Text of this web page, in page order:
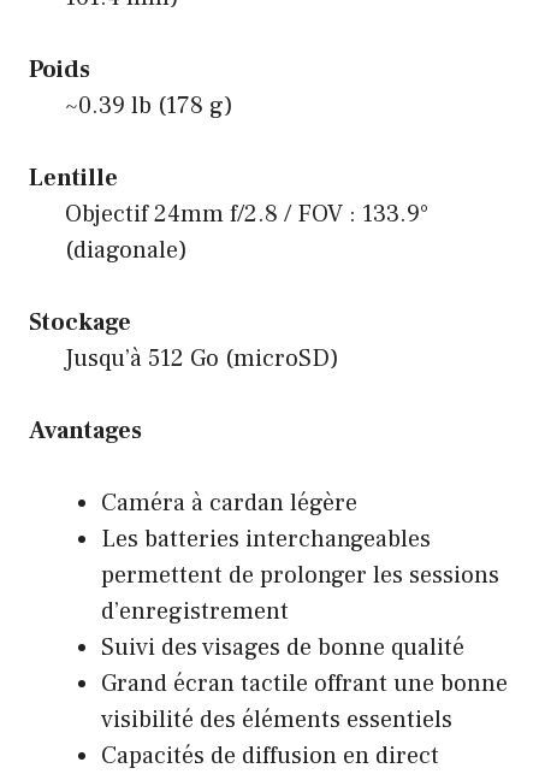
Poids
~0.39 lb (178 g)
Lentille
Objectif 24mm f/2.8 / FOV : 133.9°
(diagonale)
Stockage
Jusqu’à 512 Go (microSD)
Avantages
Caméra à cardan légère
Les batteries interchangeables
permettent de prolonger les sessions
d’enregistrement
Suivi des visages de bonne qualité
Grand écran tactile offrant une bonne
visibilité des éléments essentiels
Capacités de diffusion en direct